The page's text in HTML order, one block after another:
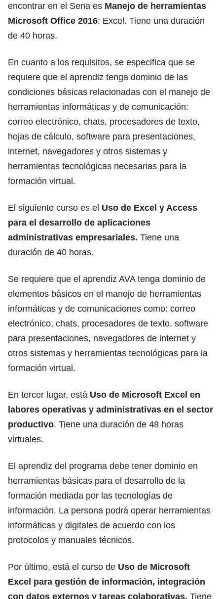
encontrar en el Sena es Manejo de herramientas
Microsoft Office 2016: Excel. Tiene una duración
de 40 horas.
En cuanto a los requisitos, se especifica que se
requiere que el aprendiz tenga dominio de las
condiciones básicas relacionadas con el manejo de
herramientas informáticas y de comunicación:
correo electrónico, chats, procesadores de texto,
hojas de cálculo, software para presentaciones,
internet, navegadores y otros sistemas y
herramientas tecnológicas necesarias para la
formación virtual.
El siguiente curso es el Uso de Excel y Access
para el desarrollo de aplicaciones
administrativas empresariales. Tiene una
duración de 40 horas.
Se requiere que el aprendiz AVA tenga dominio de
elementos básicos en el manejo de herramientas
informáticas y de comunicaciones como: correo
electrónico, chats, procesadores de texto, software
para presentaciones, navegadores de internet y
otros sistemas y herramientas tecnológicas para la
formación virtual.
En tercer lugar, está Uso de Microsoft Excel en
labores operativas y administrativas en el sector
productivo. Tiene una duración de 48 horas
virtuales.
El aprendiz del programa debe tener dominio en
herramientas básicas para el desarrollo de la
formación mediada por las tecnologías de
información. La persona podrá operar herramientas
informáticas y digitales de acuerdo con los
protocolos y manuales técnicos.
Por último, está el curso de Uso de Microsoft
Excel para gestión de información, integración
con datos externos y tareas colaborativas. Tiene